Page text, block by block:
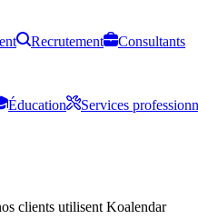
Recrutement
Consultants
Éducation Services
clients utilisent Koalendar